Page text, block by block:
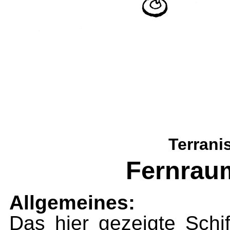
Allgemeines:
Das hier gezeigte